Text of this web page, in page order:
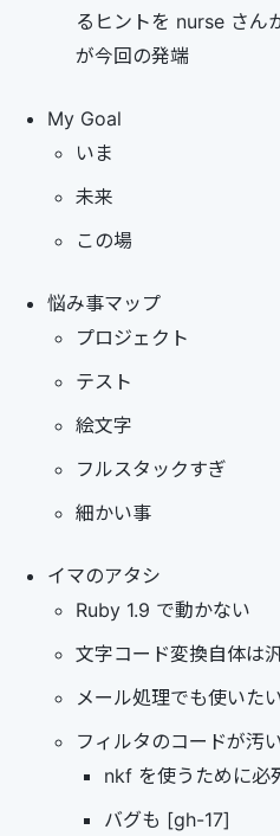
るヒントを nurse さん
が今回の発端
My Goal
いま
未来
この場
悩み事マップ
プロジェクト
テスト
絵文字
フルスタックすぎ
細かい事
イマのアタシ
Ruby 1.9 で動かない
文字コード変換自体は
メール処理でも使いた
フィルタのコードが汚
nkf を使うために必
バグも [gh-17]